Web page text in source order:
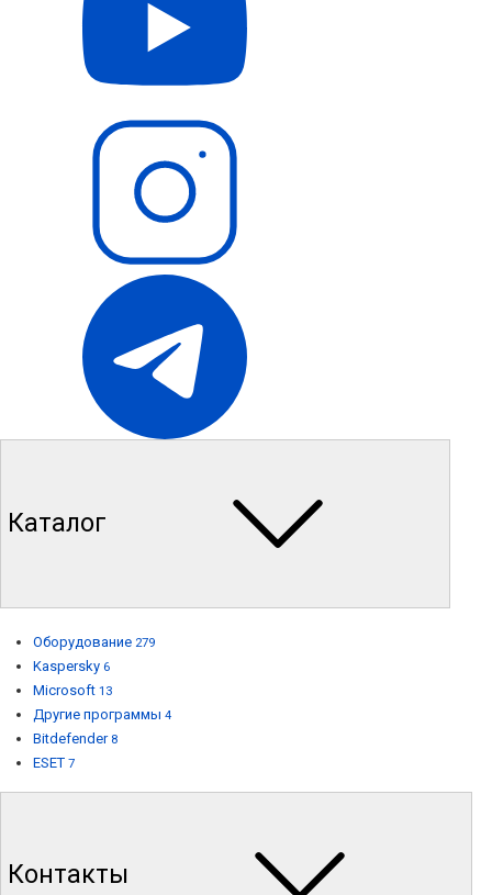
Каталог
Оборудование 279
Kaspersky 6
Microsoft 13
Другие программы 4
Bitdefender 8
ESET 7
Контакты